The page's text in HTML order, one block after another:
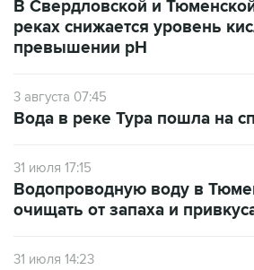
В Свердловской и
реках снижается уровень
превышении рН
3 августа 07:45
Вода в реке Тура пошла на
31 июля 17:15
Водопроводную воду в
очищать от запаха и
31 июля 14:23